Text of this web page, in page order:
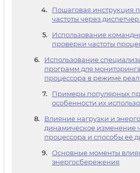
Пошаговая инструкция
частоты через диспетчер
Использование
проверки частоты
Использование
программ для
процессора в режиме
Примеры популярных
особенности их
Влияние нагрузки и
динамическое изменение
процессора и способы её
Основные моменты
энергосбережения